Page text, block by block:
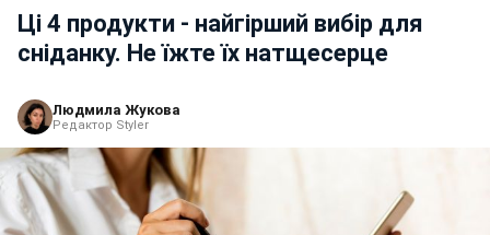
Ці 4 продукти - найгірший вибір для
сніданку. Не їжте їх натщесерце
Людмила Жукова
Редактор Styler